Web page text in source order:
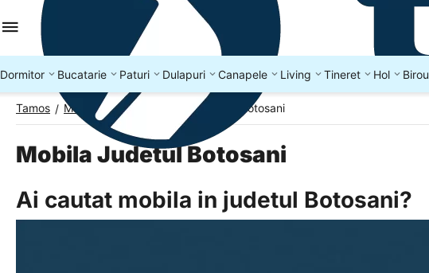
Dormitor Bucatarie Paturi Dulapuri Canapele Living Tineret Hol Birou
Tamos / Mobila Romania Mobila Judetul Botosani
Mobila Judetul Botosani
Ai cautat mobila in judetul Botosani?